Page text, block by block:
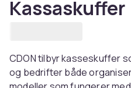
Kassaskuffer
CDON tilbyr kasseskuffer
og bedrifter både